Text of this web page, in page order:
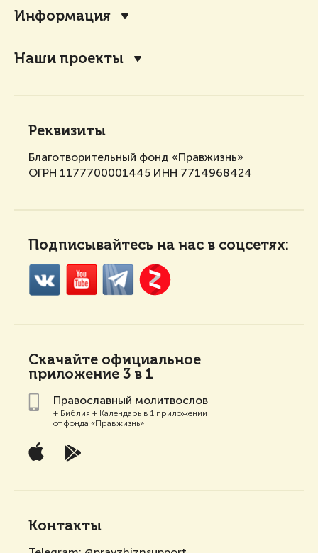
Информация
Наши проекты
Реквизиты
Благотворительный фонд «Правжизнь»
ОГРН 1177700001445 ИНН 7714968424
Подписывайтесь на нас в соцсетях:
Скачайте официальное
приложение 3 в 1
Православный молитвослов
+ Библия + Календарь в 1 приложении
от фонда «Правжизнь»
Контакты